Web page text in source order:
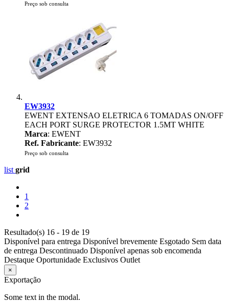
Preço sob consulta
EW3932
EWENT EXTENSAO ELETRICA 6 TOMADAS ON/OFF
EACH PORT SURGE PROTECTOR 1.5MT WHITE
Marca: EWENT
Ref. Fabricante: EW3932
Preço sob consulta
list grid
1
2
Resultado(s) 16 - 19 de 19
Disponível para entrega Disponível brevemente Esgotado Sem data
de entrega Descontinuado Disponível apenas sob encomenda
Destaque Oportunidade Exclusivos Outlet
×
Exportação
Some text in the modal.